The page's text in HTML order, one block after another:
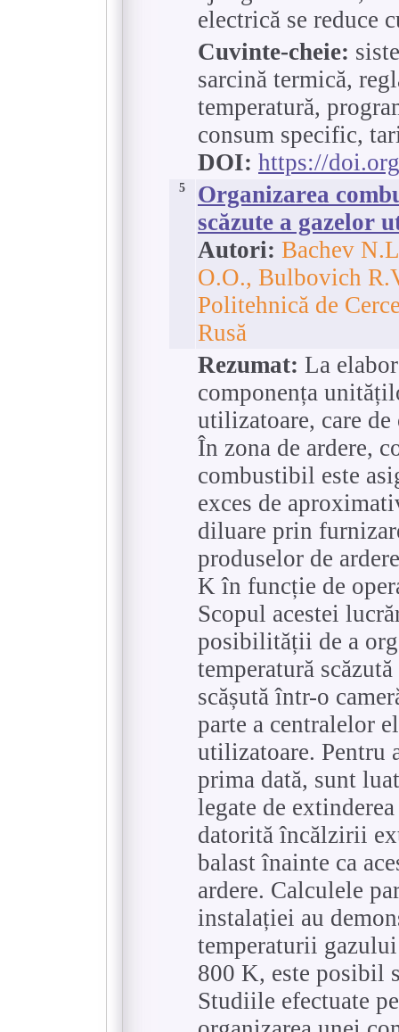
electrică se reduce
Cuvinte-cheie:
sarcină termică,
temperatură,
consum specific,
DOI: https://
5
Organizarea
scăzute a gazelor
Autori: Bachev
O.O., Bulbovich
Politehnică de
Rusă
Rezumat: La
componența
utilizatoare, care de
În zona de ardere,
combustibil este
exces de
diluare prin
produselor de
K în funcție de
Scopul acestei
posibilității de a
temperatură
scășută într-o
parte a centralelor
utilizatoare. Pentru
prima dată, sunt
legate de
datorită încălzirii
balast înainte ca
ardere. Calculele
instalației au
temperaturii
800 K, este posibil
Studiile efectuate